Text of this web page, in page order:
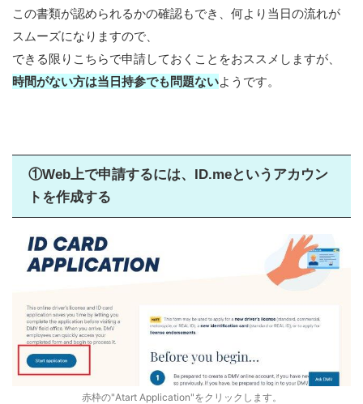
この書類が認められるかの確認もでき、何より当日の流れが
スムーズになりますので、
できる限りこちらで申請しておくことをおススメしますが、
時間がない方は当日持参でも問題ないようです。
①Web上で申請するには、ID.meというアカウン
トを作成する
赤枠の"Atart Application"をクリックします。